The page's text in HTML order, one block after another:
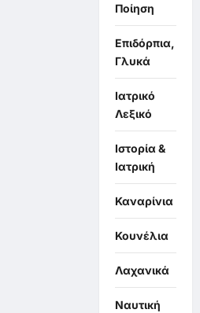
Ποίηση
Επιδόρπια,
Γλυκά
Ιατρικό
Λεξικό
Ιστορία &
Ιατρική
Καναρίνια
Κουνέλια
Λαχανικά
Ναυτική